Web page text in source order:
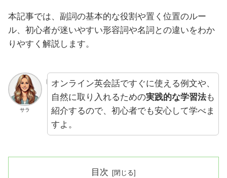
本記事では、副詞の基本的な役割や置く位置のルー
ル、初心者が迷いやすい形容詞や名詞との違いをわか
りやすく解説します。
サラ
オンライン英会話ですぐに使える例文や、
自然に取り入れるための実践的な学習法も
紹介するので、初心者でも安心して学べま
すよ。
目次